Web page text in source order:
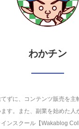
わかチン
ずに、コンテンツ販売を主
す。また、副業を始めた人
インスクール【Wakablog